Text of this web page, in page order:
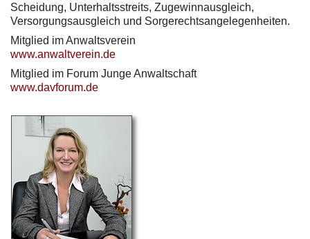
Scheidung, Unterhaltsstreits, Zugewinnausgleich,
Versorgungsausgleich und Sorgerechtsangelegenheiten.
Mitglied im Anwaltsverein
www.anwaltverein.de
Mitglied im Forum Junge Anwaltschaft
www.davforum.de